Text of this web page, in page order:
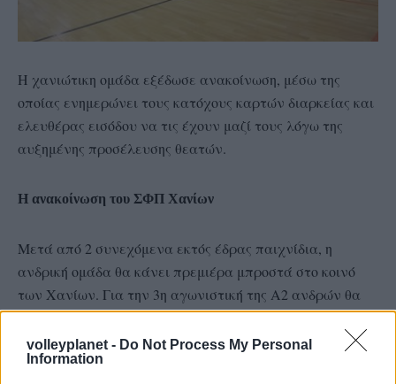
volleyplanet - Do Not Process My Personal
Information
Η χανιώτικη ομάδα εξέδωσε ανακοίνωση, μέσω της
οποίας ενημερώνει τους κατόχους καρτών διαρκείας και
ελευθέρας εισόδου να τις έχουν μαζί τους λόγω της
αυξημένης προσέλευσης θεατών.
Η ανακοίνωση του ΣΦΠ Χανίων
Μετά από 2 συνεχόμενα εκτός έδρας παιχνίδια, η
ανδρική ομάδα θα κάνει πρεμιέρα μπροστά στο κοινό
των Χανίων. Για την 3η αγωνιστική της Α2 ανδρών θα
αναμετρηθεί με τον δυνατό Ο.Φ.Η. που και φέτος έχει
στόχο την άνοδο στην Volleyleague (A1). Ο αγώνας θα
διεξαχθεί στο ΕΑΚ Χανίων την Κυριακή στις 17:00 με